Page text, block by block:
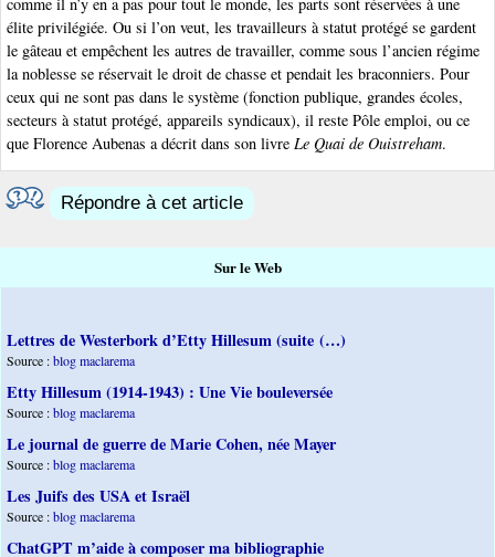
élite privilégiée. Ou si l’on veut, les travailleurs à statut protégé se gardent
le gâteau et empêchent les autres de travailler, comme sous l’ancien régime
la noblesse se réservait le droit de chasse et pendait les braconniers. Pour
ceux qui ne sont pas dans le système (fonction publique, grandes écoles,
secteurs à statut protégé, appareils syndicaux), il reste Pôle emploi, ou ce
que Florence Aubenas a décrit dans son livre Le Quai de Ouistreham.
Répondre à cet article
Sur le Web
Lettres de Westerbork d’Etty Hillesum (suite (…)
Source :blog maclarema
Etty Hillesum (1914-1943) : Une Vie bouleversée
Source :blog maclarema
Le journal de guerre de Marie Cohen, née Mayer
Source :blog maclarema
Les Juifs des USA et Israël
Source :blog maclarema
ChatGPT m’aide à composer ma bibliographie